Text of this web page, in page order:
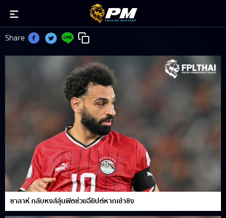
อียิปต์
Share
ซาลาห์ กลับหงส์ลุ้นฟิตช่วยอียิปต์หากเข้าชิง